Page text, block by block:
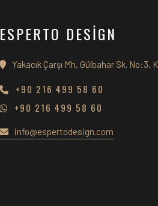
ESPERTO DESİGN
Yakacık Çarşı Mh, Gülbahar Sk.
+90 216 499 58 60
+90 216 499 58 60
info@espertodesign.com